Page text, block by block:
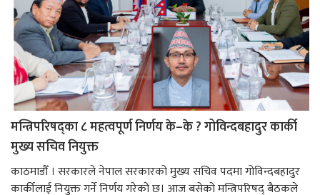
मन्त्रिपरिषद्का ८ महत्वपूर्ण निर्णय के–के ? गोविन्दबहादुर कार्की
मुख्य सचिव नियुक्त
काठमाडौँ । सरकारले नेपाल सरकारको मुख्य सचिव पदमा गोविन्दबहादुर
कार्कीलाई नियुक्त गर्ने निर्णय गरेको छ। आज बसेको मन्त्रिपरिषद् बैठकले